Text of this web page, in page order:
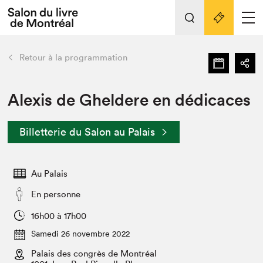
Espace médias
Espace exposant⋅e⋅s
Tout sur l'édition 2022
Actualités
Vidéos et Balados
Club de lecture Braindate
retour Nos activités
Édition 2022
Nous connaître
Projets partenaires 2022
Archives
Liens pratiques
Retour à la programmation
Alexis de Gheldere en dédicaces
Billetterie du Salon au Palais
Au Palais
En personne
16h00 à 17h00
Samedi 26 novembre 2022
Palais des congrès de Montréal